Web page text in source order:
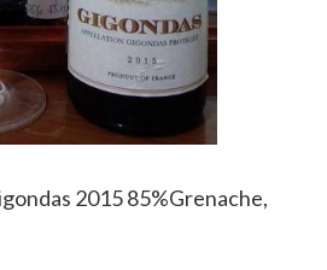
2015 85%Grenache,